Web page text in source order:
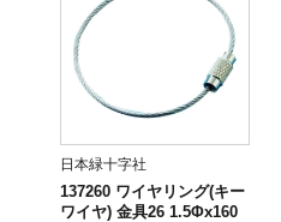
日本緑十字社
137260 ワイヤリング(キー
ワイヤ) 金具26 1.5Φx160